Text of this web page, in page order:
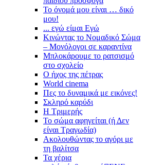
Το όνομά μου είναι … δικό
μου!
... εγώ είμαι Εγώ
Κινώντας το Νομαδικό Σώμα
– Μονόλογοι σε καραντίνα
Μπλοκάρουμε το ρατσισμό
στο σχολείο
Ο ήχος της πέτρας
World cinema
Πες το δυναμικά με εικόνες!
Σκληρό καρύδι
Η Τριμερής
Το σώμα αφηγείται (ή Δεν
είναι Τραγωδία)
Ακολουθώντας το αγόρι με
τη βαλίτσα
Τα χέρια